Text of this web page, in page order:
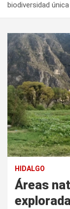
biodiversidad única
HIDALGO
Áreas